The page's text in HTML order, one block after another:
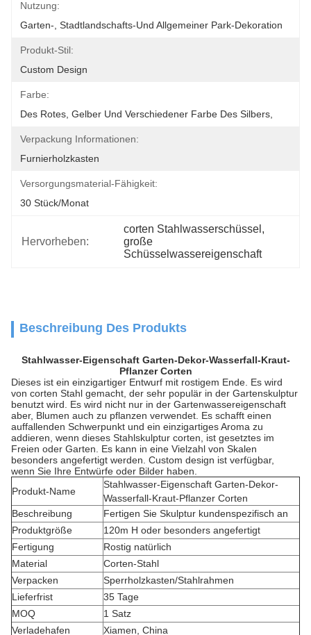
Nutzung:
Garten-, Stadtlandschafts-Und Allgemeiner Park-Dekoration
Produkt-Stil:
Custom Design
Farbe:
Des Rotes, Gelber Und Verschiedener Farbe Des Silbers,
Verpackung Informationen:
Furnierholzkasten
Versorgungsmaterial-Fähigkeit:
30 Stück/Monat
Hervorheben:
corten Stahlwasserschüssel ,
große
Schüsselwassereigenschaft
Beschreibung Des Produkts
Stahlwasser-Eigenschaft Garten-Dekor-Wasserfall-Kraut-
Pflanzer Corten
Dieses ist ein einzigartiger Entwurf mit rostigem Ende. Es wird
von corten Stahl gemacht, der sehr populär in der Gartenskulptur
benutzt wird. Es wird nicht nur in der Gartenwassereigenschaft
aber, Blumen auch zu pflanzen verwendet. Es schafft einen
auffallenden Schwerpunkt und ein einzigartiges Aroma zu
addieren, wenn dieses Stahlskulptur corten, ist gesetztes im
Freien oder Garten. Es kann in eine Vielzahl von Skalen
besonders angefertigt werden. Custom design ist verfügbar,
wenn Sie Ihre Entwürfe oder Bilder haben.
Produkt-Name
Stahlwasser-Eigenschaft Garten-Dekor-
Wasserfall-Kraut-Pflanzer Corten
Beschreibung
Fertigen Sie Skulptur kundenspezifisch an
Produktgröße
120m H oder besonders angefertigt
Fertigung
Rostig natürlich
Material
Corten-Stahl
Verpacken
Sperrholzkasten/Stahlrahmen
Lieferfrist
35 Tage
MOQ
1 Satz
Verladehafen
Xiamen, China